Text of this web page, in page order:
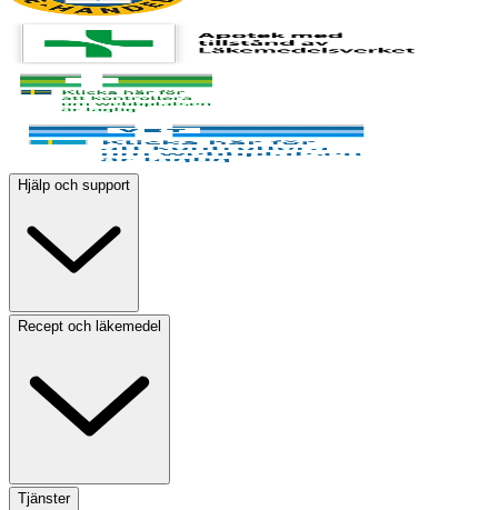
Hjälp och support
Recept och läkemedel
Tjänster